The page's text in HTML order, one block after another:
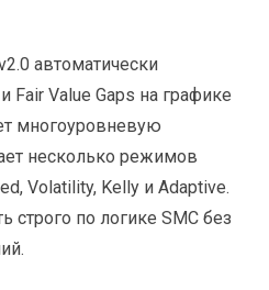
автоматически
Fair Value Gaps на графике
многоуровневую
несколько режимов
Volatility, Kelly и Adaptive.
строго по логике SMC без